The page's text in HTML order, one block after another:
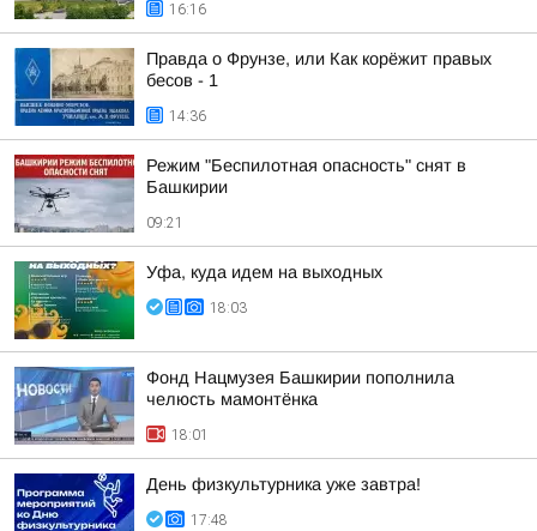
16:16
Правда о Фрунзе, или Как корёжит правых
бесов - 1
14:36
Режим "Беспилотная опасность" снят в
Башкирии
09:21
Уфа, куда идем на выходных
18:03
Фонд Нацмузея Башкирии пополнила
челюсть мамонтёнка
18:01
День физкультурника уже завтра!
17:48